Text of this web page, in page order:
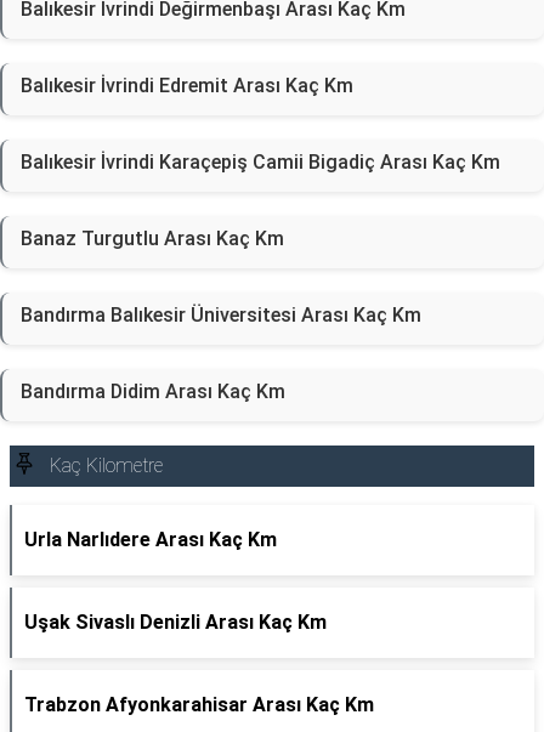
Balıkesir İvrindi Değirmenbaşı Arası Kaç Km
Balıkesir İvrindi Edremit Arası Kaç Km
Balıkesir İvrindi Karaçepiş Camii Bigadiç Arası Kaç Km
Banaz Turgutlu Arası Kaç Km
Bandırma Balıkesir Üniversitesi Arası Kaç Km
Bandırma Didim Arası Kaç Km
Kaç Kilometre
Urla Narlıdere Arası Kaç Km
Uşak Sivaslı Denizli Arası Kaç Km
Trabzon Afyonkarahisar Arası Kaç Km